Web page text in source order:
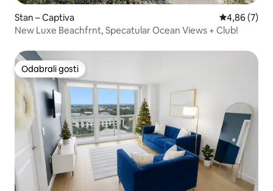
Stan – Captiva Prosječna
4,86 (7)
New Luxe Beachfrnt, Specatular Ocean Views + Club!
Odabrali gosti
Odabrali gosti